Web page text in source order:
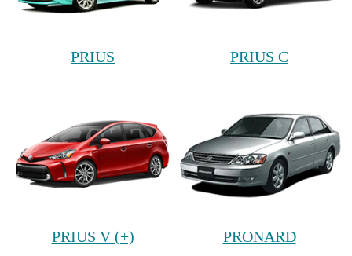
PRIUS PRIUS C
PRIUS V (+) PRONARD